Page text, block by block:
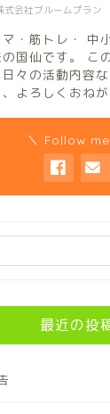
式会社ブルームプラン
・筋トレ・ 中
国仙です。 こ
々の活動内容
よろしくおねが
＼ Follow me
最近の投